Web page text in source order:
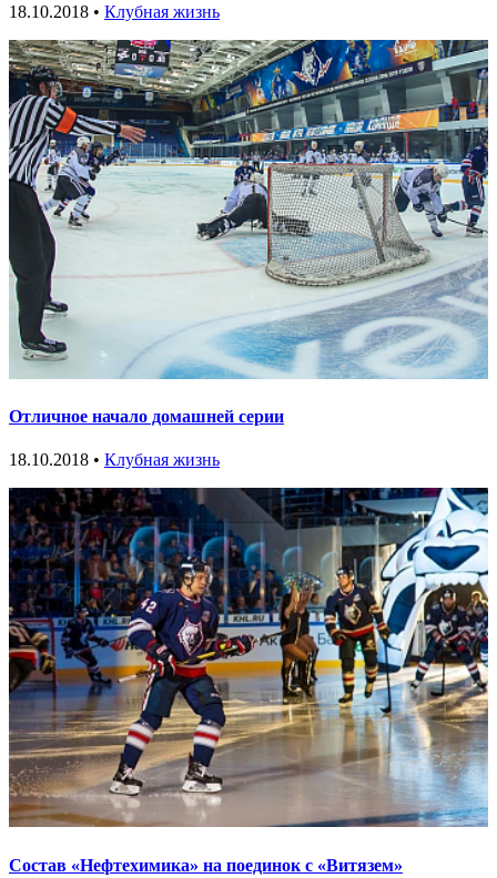
18.10.2018 • Клубная жизнь
Отличное начало домашней серии
18.10.2018 • Клубная жизнь
Состав «Нефтехимика» на поединок с «Витязем»